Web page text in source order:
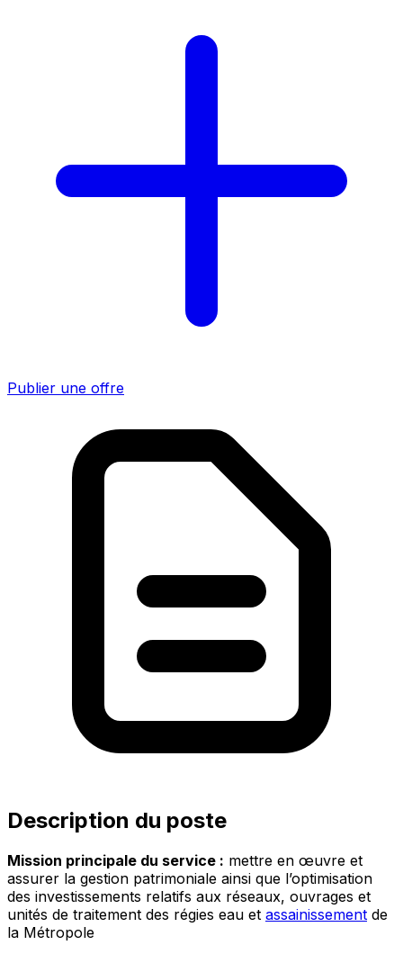
Publier une offre
Description du poste
Mission principale du service : mettre en œuvre et
assurer la gestion patrimoniale ainsi que l’optimisation
des investissements relatifs aux réseaux, ouvrages et
unités de traitement des régies eau et assainissement de
la Métropole